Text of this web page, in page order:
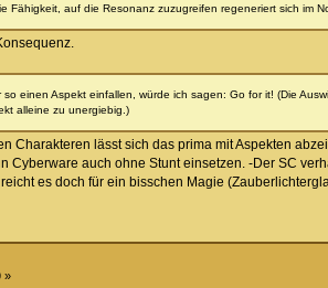
Fähigkeit, auf die Resonanz zuzugreifen regeneriert sich im
einen Aspekt einfallen, würde ich sagen: Go for it! (Die
alleine zu unergiebig.)
Charakteren lässt sich das prima mit Aspekten
Cyberware auch ohne Stunt einsetzen. -Der SC
es doch für ein bisschen Magie
»